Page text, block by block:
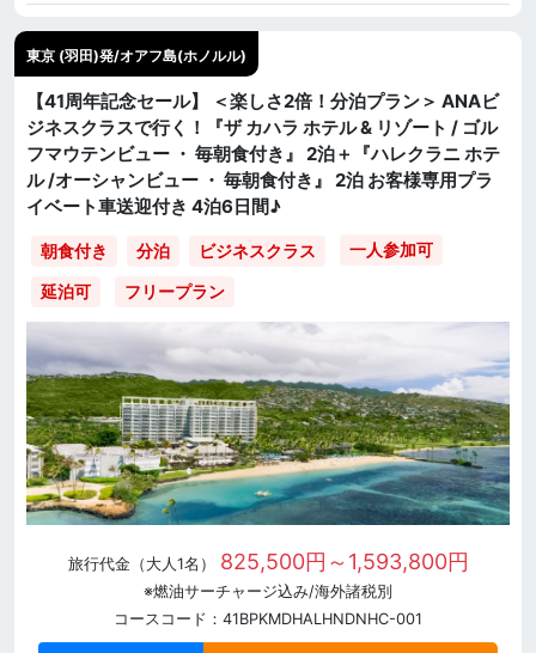
東京 (羽田)発/オアフ島(ホノルル)
【41周年記念セール】 ＜楽しさ2倍！分泊プラン＞ ANAビ
ジネスクラスで行く！『ザ カハラ ホテル & リゾート / ゴル
フマウテンビュー ・ 毎朝食付き』 2泊＋『ハレクラニ ホテ
ル /オーシャンビュー ・ 毎朝食付き』 2泊 お客様専用プラ
イベート車送迎付き 4泊6日間♪
朝食付き 分泊 ビジネスクラス 一人参加可
延泊可 フリープラン
旅行代金（大人1名） 825,500円～1,593,800円
※燃油サーチャージ込み/海外諸税別
コースコード：41BPKMDHALHNDNHC-001